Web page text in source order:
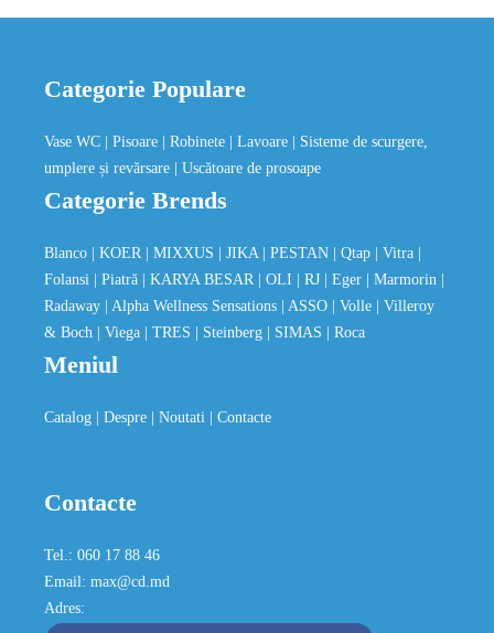
Categorie Populare
Vase WC | Pisoare | Robinete | Lavoare
| Sisteme de scurgere,
umplere și revărsare
| Uscătoare de prosoape
Categorie Brends
Blanco | KOER | MIXXUS | JIKA | PESTAN | Qtap | Vitra
Folansi
| Piatră | KARYA BESAR | OLI | RJ | Eger | Marmorin
Radaway
| Alpha Wellness Sensations | ASSO | Volle
| Villeroy
& Boch
| Viega | TRES | Steinberg | SIMAS | Roca
Meniul
Catalog | Despre | Noutati | Contacte
Contacte
Tel.: 060 17 88 46
Email: max@cd.md
Adres: